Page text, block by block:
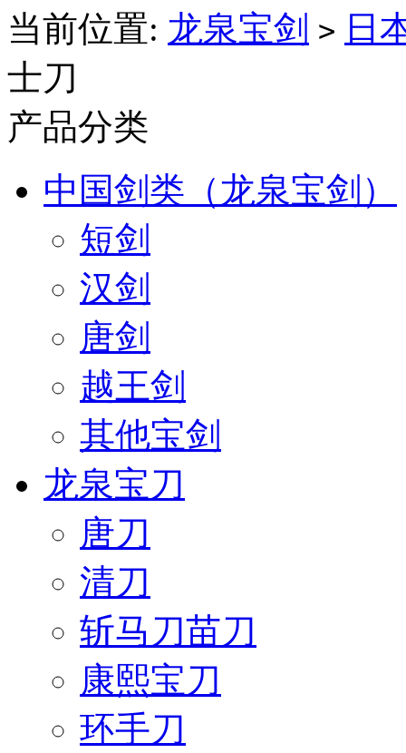
当前位置: 龙泉宝剑 > 日
士刀
产品分类
中国剑类（龙泉宝剑）
短剑
汉剑
唐剑
越王剑
其他宝剑
龙泉宝刀
唐刀
清刀
斩马刀苗刀
康熙宝刀
环手刀